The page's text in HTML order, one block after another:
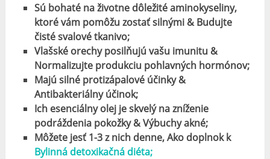
Sú bohaté na životne dôležité aminokyseliny,
ktoré vám pomôžu zostať silnými & Budujte
čisté svalové tkanivo;
Vlašské orechy posilňujú vašu imunitu &
Normalizujte produkciu pohlavných hormónov;
Majú silné protizápalové účinky &
Antibakteriálny účinok;
Ich esenciálny olej je skvelý na zníženie
podráždenia pokožky & Výbuchy akné;
Môžete jesť 1-3 z nich denne, Ako doplnok k
Bylinná detoxikačná diéta;